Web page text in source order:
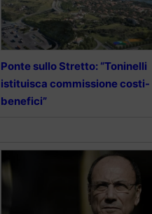
Ponte sullo Stretto: “Toninelli
istituisca commissione costi-
benefici”